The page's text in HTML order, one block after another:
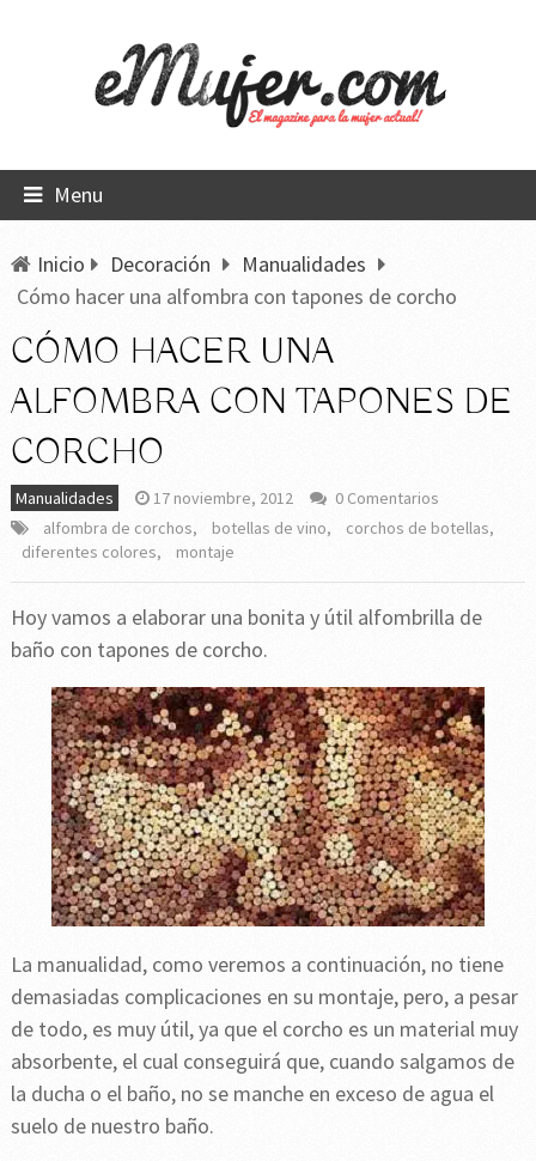
Menu
Inicio Decoración
Manualidades
Cómo hacer una alfombra con tapones de corcho
CÓMO HACER UNA
ALFOMBRA CON TAPONES DE
CORCHO
Manualidades 17 noviembre, 2012
0 Comentarios
alfombra de corchos, botellas de vino, corchos de botellas,
diferentes colores, montaje
Hoy vamos a elaborar una bonita y útil alfombrilla de
baño con tapones de corcho.
La manualidad, como veremos a continuación, no tiene
demasiadas complicaciones en su montaje, pero, a pesar
de todo, es muy útil, ya que el corcho es un material muy
absorbente, el cual conseguirá que, cuando salgamos de
la ducha o el baño, no se manche en exceso de agua el
suelo de nuestro baño.